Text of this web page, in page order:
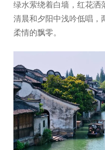
绿水萦绕着白墙，红花洒
清晨和夕阳中浅吟低唱，
柔情的飘零。